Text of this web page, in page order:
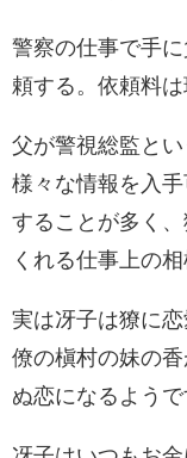
警察の仕事で手
頼する。依頼料
父が警視総監と
様々な情報を入
することが多く
くれる仕事上の相
実は冴子は獠に
僚の槇村の妹の
ぬ恋になるようで